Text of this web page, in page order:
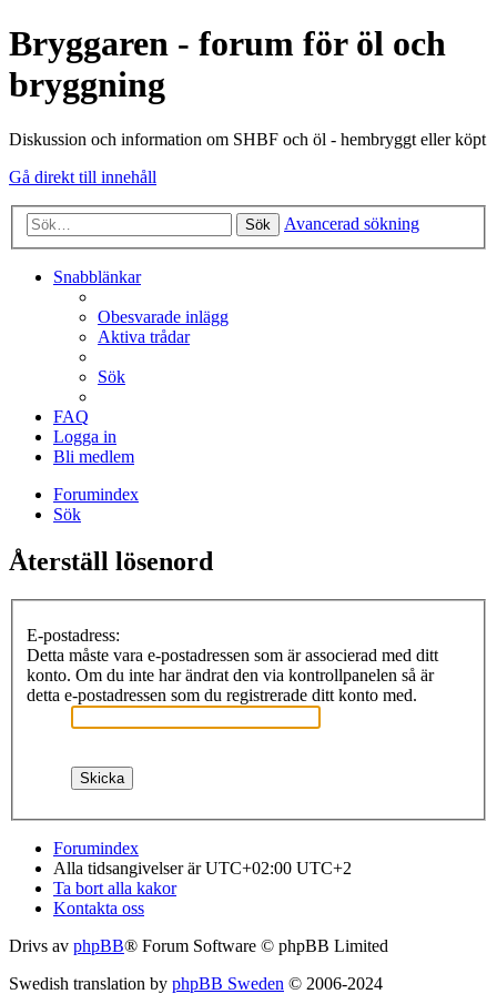
Bryggaren - forum för öl och
bryggning
Diskussion och information om SHBF och öl - hembryggt eller köpt
Gå direkt till innehåll
Sök Avancerad sökning
Snabblänkar
Obesvarade inlägg
Aktiva trådar
Sök
FAQ
Logga in
Bli medlem
Forumindex
Sök
Återställ lösenord
E-postadress:
Detta måste vara e-postadressen som är associerad med ditt
konto. Om du inte har ändrat den via kontrollpanelen så är
detta e-postadressen som du registrerade ditt konto med.
Forumindex
Alla tidsangivelser är UTC+02:00 UTC+2
Ta bort alla kakor
Kontakta oss
Drivs av phpBB® Forum Software © phpBB Limited
Swedish translation by phpBB Sweden © 2006-2024